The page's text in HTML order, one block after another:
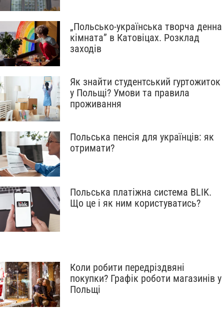
„Польсько-українська творча денна
кімната” в Катовіцах. Розклад
заходів
Як знайти студентський гуртожиток
у Польщі? Умови та правила
проживання
Польська пенсія для українців: як
отримати?
Польська платіжна система BLIK.
Що це і як ним користуватись?
Коли робити передріздвяні
покупки? Графік роботи магазинів у
Польщі